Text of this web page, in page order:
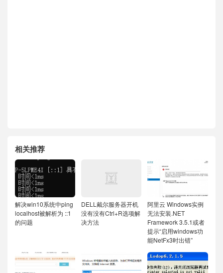
相关推荐
解决win10系统中ping
localhost被解析为 ::1
的问题
DELL戴尔服务器开机
没有没有Ctrl+R选项解
决方法
阿里云 Windows实例
无法安装.NET
Framework 3.5.1或者
提示“启用windows功
能NetFx3时出错”